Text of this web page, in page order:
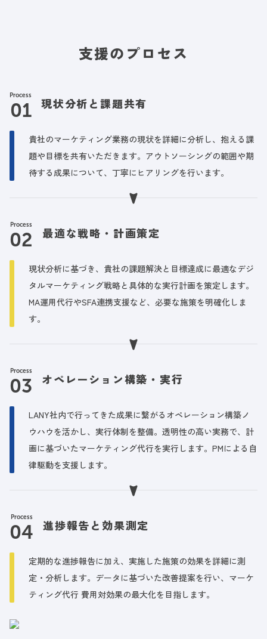
支援のプロセス
Process
現状分析と課題共有
貴社のマーケティング業務の現状を詳細に分析し、抱える課
題や目標を共有いただきます。アウトソーシングの範囲や期
待する成果について、丁寧にヒアリングを行います。
Process
最適な戦略・計画策定
現状分析に基づき、貴社の課題解決と目標達成に最適なデジ
タルマーケティング戦略と具体的な実行計画を策定します。
MA運用代行やSFA連携支援など、必要な施策を明確化しま
す。
Process
オペレーション構築・実行
LANY社内で行ってきた成果に繋がるオペレーション構築ノ
ウハウを活かし、実行体制を整備。透明性の高い実務で、計
画に基づいたマーケティング代行を実行します。PMによる自
律駆動を支援します。
Process
進捗報告と効果測定
定期的な進捗報告に加え、実施した施策の効果を詳細に測
定・分析します。データに基づいた改善提案を行い、マーケ
ティング代行 費用対効果の最大化を目指します。